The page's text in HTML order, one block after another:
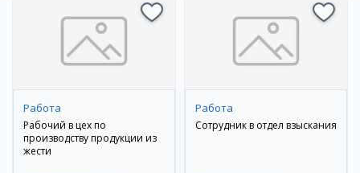
Работа
Рабочий в цех по
производству продукции из
жести
Работа
Сотрудник в отдел взыскания